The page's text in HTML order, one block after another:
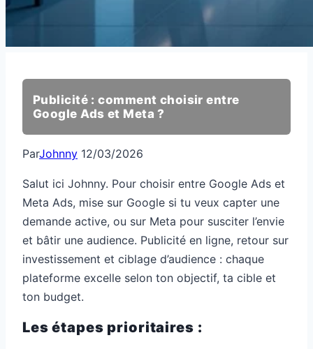
Publicité : comment choisir entre
Google Ads et Meta ?
ParJohnny 12/03/2026
Salut ici Johnny. Pour choisir entre Google Ads et
Meta Ads, mise sur Google si tu veux capter une
demande active, ou sur Meta pour susciter l’envie
et bâtir une audience. Publicité en ligne, retour sur
investissement et ciblage d’audience : chaque
plateforme excelle selon ton objectif, ta cible et
ton budget.
Les étapes prioritaires :